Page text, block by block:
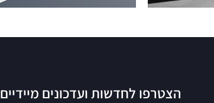
הצטרפו לחדשות ועדכונים מיידיים